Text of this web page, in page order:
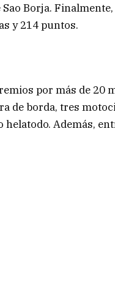
Sao Borja.
y 214 puntos.
por más de 20
de borda, tres
helatodo. Además,